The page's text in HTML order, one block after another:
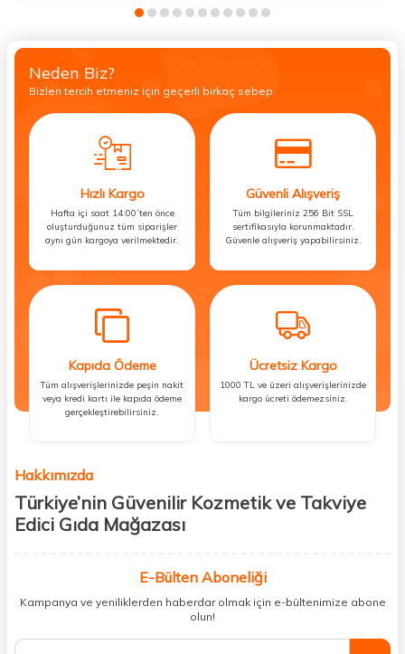
Neden Biz?
Bizleri tercih etmeniz için geçerli birkaç sebep.
Hızlı Kargo
Hafta içi saat 14:00’ten önce
oluşturduğunuz tüm siparişler
aynı gün kargoya verilmektedir.
Güvenli Alışveriş
Tüm bilgileriniz 256 Bit SSL
sertifikasıyla korunmaktadır.
Güvenle alışveriş yapabilirsiniz.
Kapıda Ödeme
Tüm alışverişlerinizde peşin nakit
veya kredi kartı ile kapıda ödeme
gerçekleştirebilirsiniz.
Ücretsiz Kargo
1000 TL ve üzeri alışverişlerinizde
kargo ücreti ödemezsiniz.
Hakkımızda
Türkiye’nin Güvenilir Kozmetik ve Takviye
Edici Gıda Mağazası
kişisel bakım hem de takviye edici gıda ürünlerini sizlerle
buluşturuyoruz. Artık mağaza mağaza dolaşmanıza gerek yok;
ihtiyacınız olan her şeyi tek bir çatı altında topluyor ve kapınıza kadar
E-Bülten Aboneliği
Kampanya ve yeniliklerden haberdar olmak için e-bültenimize abone
olun!